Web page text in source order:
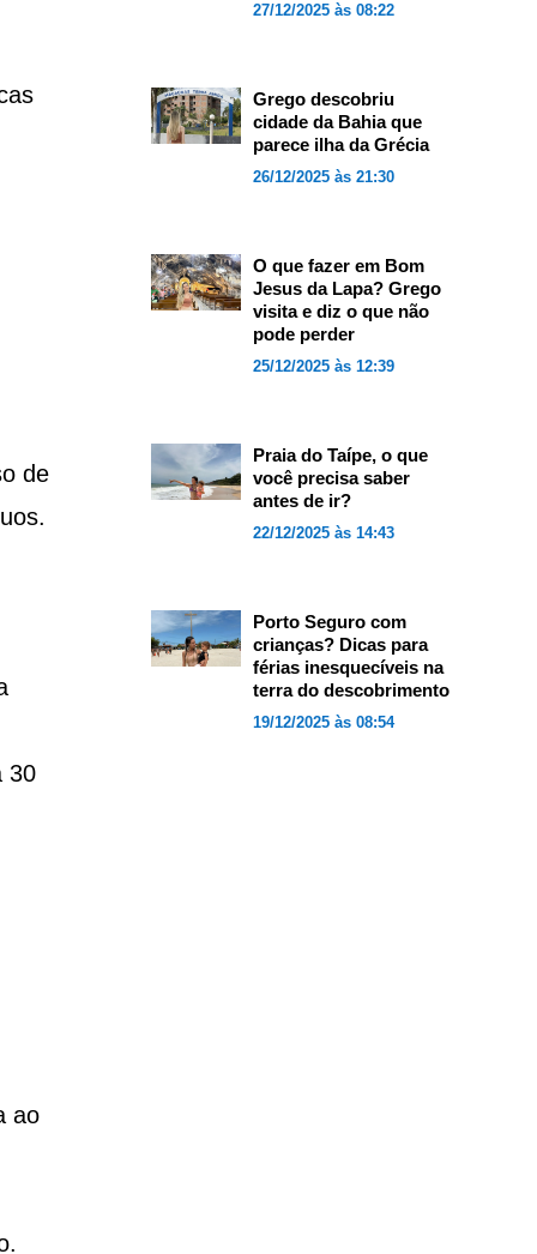
de
30
ao
27/12/2025 às 08:22
Grego descobriu
cidade da Bahia que
parece ilha da Grécia
26/12/2025 às 21:30
O que fazer em Bom
Jesus da Lapa? Grego
visita e diz o que não
pode perder
25/12/2025 às 12:39
Praia do Taípe, o que
você precisa saber
antes de ir?
22/12/2025 às 14:43
Porto Seguro com
crianças? Dicas para
férias inesquecíveis na
terra do descobrimento
19/12/2025 às 08:54